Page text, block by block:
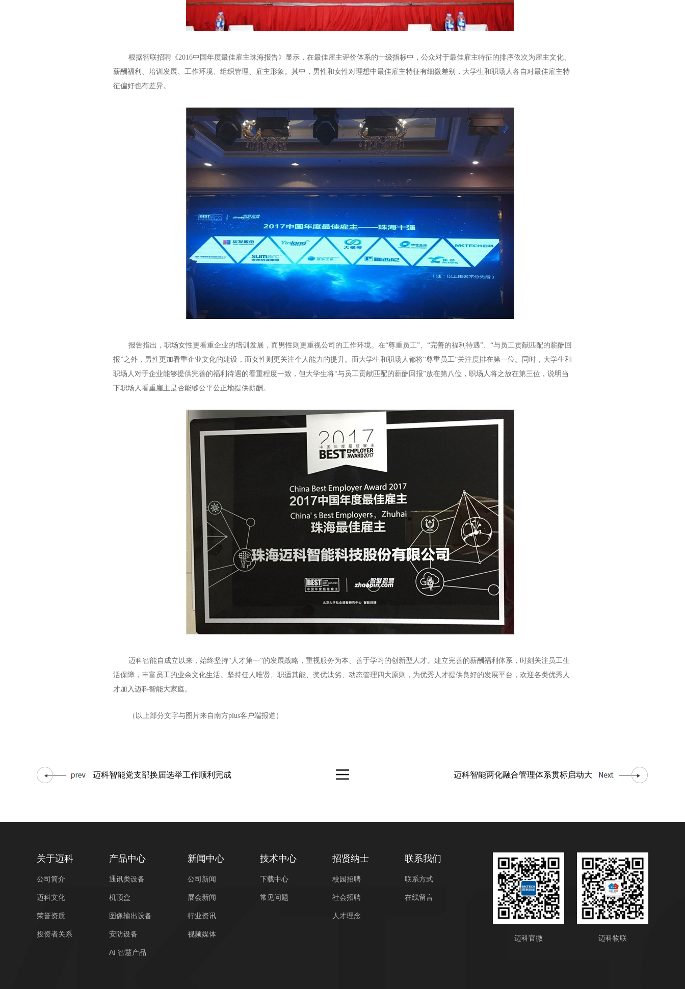
根据智联招聘《2016中国年度最佳雇主珠海报告》显示，在最佳雇主评价体系的一级指标中，公众对于最佳雇主特征的排序依次为雇主文化、
薪酬福利、培训发展、工作环境、组织管理、雇主形象。其中，男性和女性对理想中最佳雇主特征有细微差别，大学生和职场人各自对最佳雇主特
征偏好也有差异。
报告指出，职场女性更看重企业的培训发展，而男性则更重视公司的工作环境。在“尊重员工”、“完善的福利待遇”、“与员工贡献匹配的薪酬回
报”之外，男性更加看重企业文化的建设，而女性则更关注个人能力的提升。而大学生和职场人都将“尊重员工”关注度排在第一位。同时，大学生和
职场人对于企业能够提供完善的福利待遇的看重程度一致，但大学生将“与员工贡献匹配的薪酬回报”放在第八位，职场人将之放在第三位，说明当
下职场人看重雇主是否能够公平公正地提供薪酬。
迈科智能自成立以来，始终坚持“人才第一”的发展战略，重视服务为本、善于学习的创新型人才。建立完善的薪酬福利体系，时刻关注员工生
活保障，丰富员工的业余文化生活。坚持任人唯贤、职适其能、奖优汰劣、动态管理四大原则，为优秀人才提供良好的发展平台，欢迎各类优秀人
才加入迈科智能大家庭。
（以上部分文字与图片来自南方plus客户端报道）
迈科智能党支部换届选举工作顺利完成 迈科智能两化融合管理体系贯标启动大
关于迈科
公司简介
迈科文化
荣誉资质
投资者关系
产品中心
通讯类设备
机顶盒
图像输出设备
安防设备
AI 智慧产品
新闻中心
公司新闻
展会新闻
行业资讯
视频媒体
技术中心
下载中心
常见问题
招贤纳士
校园招聘
社会招聘
人才理念
联系我们
联系方式
在线留言
迈科官微 迈科物联